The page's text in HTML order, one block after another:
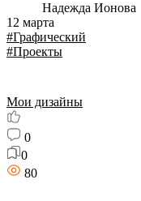
Надежда Ионова
12 марта
#Графический
#Проекты
Мои дизайны
0
0
80